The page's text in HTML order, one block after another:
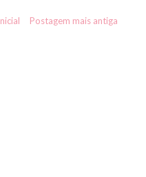
Postagem mais antiga